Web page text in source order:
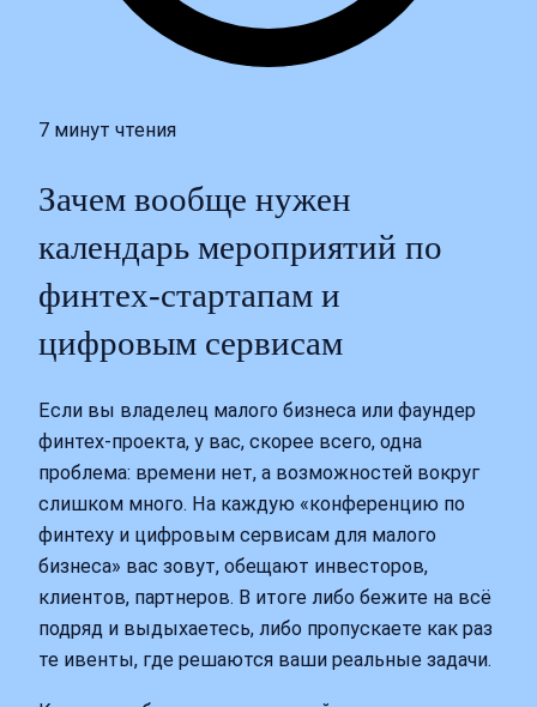
7 минут чтения
Зачем вообще нужен
календарь мероприятий по
финтех-стартапам и
цифровым сервисам
Если вы владелец малого бизнеса или фаундер
финтех-проекта, у вас, скорее всего, одна
проблема: времени нет, а возможностей вокруг
слишком много. На каждую «конференцию по
финтеху и цифровым сервисам для малого
бизнеса» вас зовут, обещают инвесторов,
клиентов, партнеров. В итоге либо бежите на всё
подряд и выдыхаетесь, либо пропускаете как раз
те ивенты, где решаются ваши реальные задачи.